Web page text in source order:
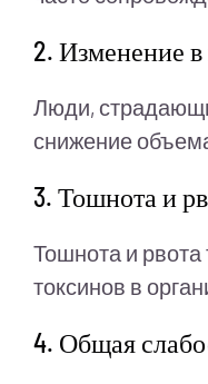
2. Изменение
Люди,
снижение
3. Тошнота и
Тошнота и рвота
токсинов в
4. Общая